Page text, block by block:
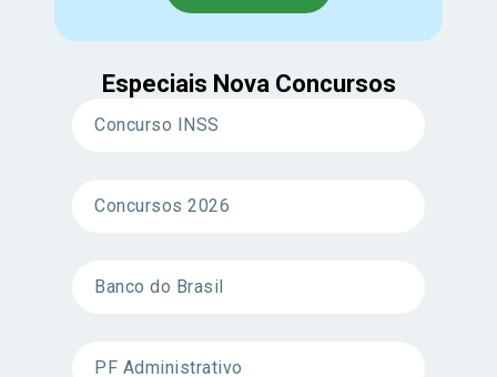
Especiais Nova Concursos
Concurso INSS
Concursos 2026
Banco do Brasil
PF Administrativo